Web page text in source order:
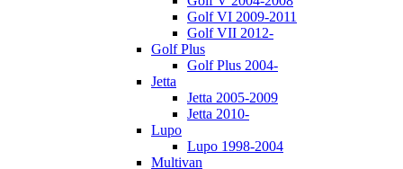
Golf VI 2009-2011
Golf VII 2012-
Golf Plus
Golf Plus 2004-
Jetta
Jetta 2005-2009
Jetta 2010-
Lupo
Lupo 1998-2004
Multivan